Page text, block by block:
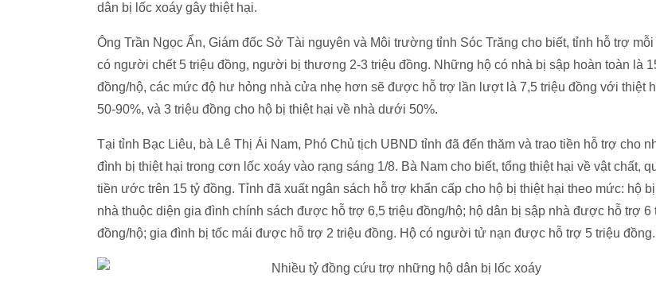
dân bị lốc xoáy gây thiệt hại.
Ông Trần Ngọc Ẩn, Giám đốc Sở Tài nguyên và Môi trường tỉnh Sóc Trăng cho biết, tỉnh hỗ trợ
có người chết 5 triệu đồng, người bị thương 2-3 triệu đồng. Những hộ có nhà bị sập hoàn toàn là
đồng/hộ, các mức độ hư hỏng nhà cửa nhẹ hơn sẽ được hỗ trợ lần lượt là 7,5 triệu đồng với thiệt
50-90%, và 3 triệu đồng cho hộ bị thiệt hại về nhà dưới 50%.
Tại tỉnh Bạc Liêu, bà Lê Thị Ái Nam, Phó Chủ tịch UBND tỉnh đã đến thăm và trao tiền hỗ trợ cho
đình bị thiệt hại trong cơn lốc xoáy vào rạng sáng 1/8. Bà Nam cho biết, tổng thiệt hại về vật chất,
tiền ước trên 15 tỷ đồng. Tỉnh đã xuất ngân sách hỗ trợ khẩn cấp cho hộ bị thiệt hại theo mức: hộ
nhà thuộc diện gia đình chính sách được hỗ trợ 6,5 triệu đồng/hộ; hộ dân bị sập nhà được hỗ trợ 6
đồng/hộ; gia đình bị tốc mái được hỗ trợ 2 triệu đồng. Hộ có người tử nạn được hỗ trợ 5 triệu đồng.